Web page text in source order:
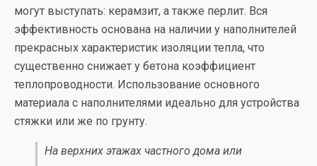
могут выступать: керамзит, а также перлит. Вся
эффективность основана на наличии у наполнителей
прекрасных характеристик изоляции тепла, что
существенно снижает у бетона коэффициент
теплопроводности. Использование основного
материала с наполнителями идеально для устройства
стяжки или же по грунту.
На верхних этажах частного дома или